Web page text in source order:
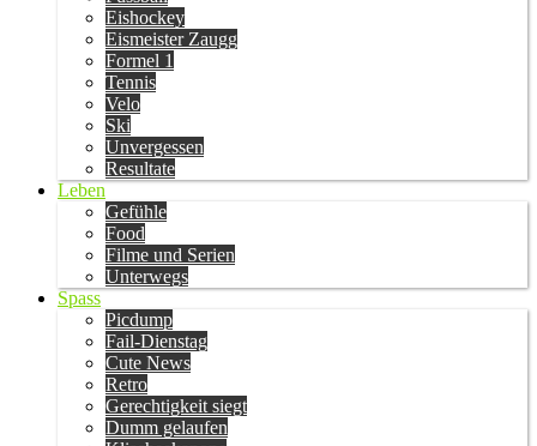
Eishockey
Eismeister Zaugg
Formel 1
Tennis
Velo
Ski
Unvergessen
Resultate
Leben
Gefühle
Food
Filme und Serien
Unterwegs
Spass
Picdump
Fail-Dienstag
Cute News
Retro
Gerechtigkeit siegt
Dumm gelaufen